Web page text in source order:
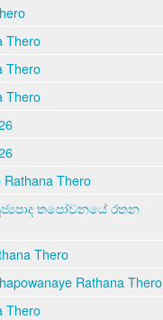
Thero
Thero
Thero
Thero
තපෝවනයේ රතන
Thero
Rathana Thero
Thero